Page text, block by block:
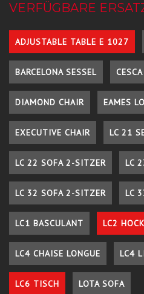
VERFÜGBARE
ADJUSTABLE TABLE E 1027
BARCELONA SESSEL
DIAMOND CHAIR EAMES
EXECUTIVE CHAIR LC 21
LC 22 SOFA 2-SITZER LC
LC 32 SOFA 2-SITZER LC
LC1 BASCULANT LC2
LC4 CHAISE LONGUE LC4
LC6 TISCH LOTA SOFA